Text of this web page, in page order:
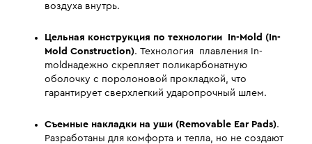
воздуха внутрь.
Цельная конструкция по технологии In-Mold (In-
Mold Construction). Технология плавления In-
moldнадежно скрепляет поликарбонатную
оболочку с поролоновой прокладкой, что
гарантирует сверхлегкий ударопрочный шлем.
Съемные накладки на уши (Removable Ear Pads).
Разработаны для комфорта и тепла, но не создают